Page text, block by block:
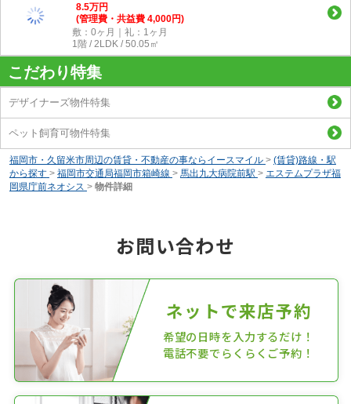
8.5万円
(管理費・共益費 4,000円)
敷：0ヶ月｜礼：1ヶ月
1階 / 2LDK / 50.05㎡
こだわり特集
デザイナーズ物件特集
ペット飼育可物件特集
福岡市・久留米市周辺の賃貸・不動産の事ならイースマイル > (賃貸)路線・駅
から探す > 福岡市交通局福岡市箱崎線 > 馬出九大病院前駅 > エステムプラザ福
岡県庁前ネオシス > 物件詳細
お問い合わせ
ネットで来店予約
希望の日時を入力するだけ！
電話不要でらくらくご予約！